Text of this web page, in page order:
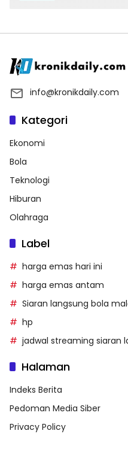
info@kronikdaily.com
Kategori
Ekonomi
Bola
Teknologi
Hiburan
Olahraga
Label
harga emas hari ini
harga emas antam
Siaran langsung bola
hp
jadwal streaming siaran
Halaman
Indeks Berita
Pedoman Media Siber
Privacy Policy